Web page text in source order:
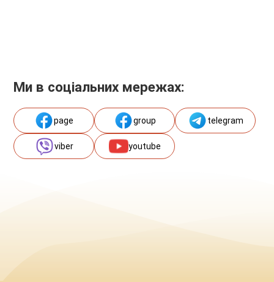
Ми в соціальних мережах:
page group telegram
viber youtube